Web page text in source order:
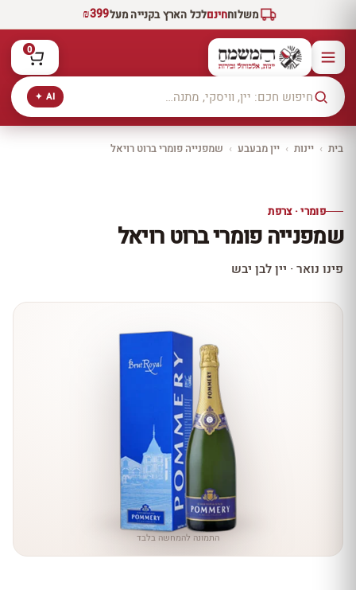
משלוחחינםלכל הארץ בקנייה מעל₪399
AI ✦
0
בית › יינות › יין מבעבע › שמפנייה פומרי ברוט רויאל
10% הנחה
עכשיו ב-10% הנחה
פומרי · צרפת
שמפנייה פומרי ברוט רויאל
פינו נואר · יין לבן יבש
התמונה להמחשה בלבד